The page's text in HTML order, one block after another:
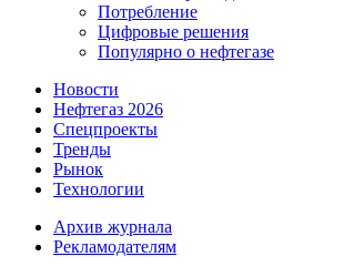
Потребление
Цифровые решения
Популярно о нефтегазе
Новости
Нефтегаз 2026
Спецпроекты
Тренды
Рынок
Технологии
Архив журнала
Рекламодателям